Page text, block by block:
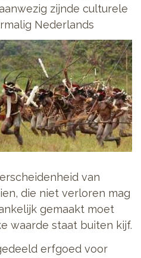
zijnde culturele
Nederlands
van
die niet verloren mag
gemaakt moet
waarde staat buiten kijf.
erfgoed voor